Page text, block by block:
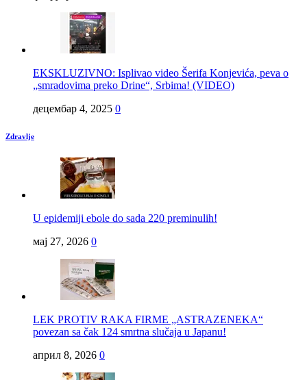
EKSKLUZIVNO: Isplivao video Šerifa Konjevića, peva o
„smradovima preko Drine“, Srbima! (VIDEO)
децембар 4, 2025 0
Zdravlje
U epidemiji ebole do sada 220 preminulih!
мај 27, 2026 0
LEK PROTIV RAKA FIRME „ASTRAZENEKA“
povezan sa čak 124 smrtna slučaja u Japanu!
април 8, 2026 0